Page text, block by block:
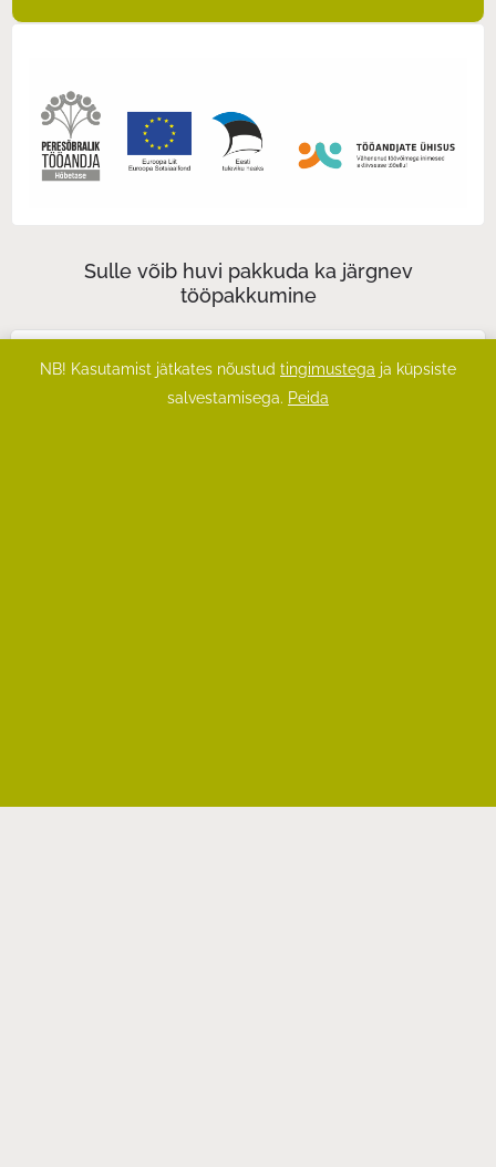
Sulle võib huvi pakkuda ka järgnev
tööpakkumine
KOKK Asenduskoht Klaabumaa Lasteaia Daily
toitlustusse! (07.09.2026 kuni 06.11.2026)
NB! Kasutamist jätkates nõustud tingimustega ja küpsiste
salvestamisega. Peida